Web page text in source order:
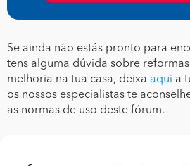
Se ainda não estás pronto para
tens alguma dúvida sobre
melhoria na tua casa, deixa aqui a
os nossos especialistas te
as normas de uso deste fórum.